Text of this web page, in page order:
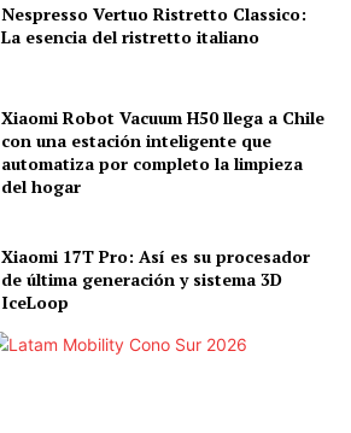
Nespresso Vertuo Ristretto Classico:
La esencia del ristretto italiano
Xiaomi Robot Vacuum H50 llega a Chile
con una estación inteligente que
automatiza por completo la limpieza
del hogar
Xiaomi 17T Pro: Así es su procesador
de última generación y sistema 3D
IceLoop